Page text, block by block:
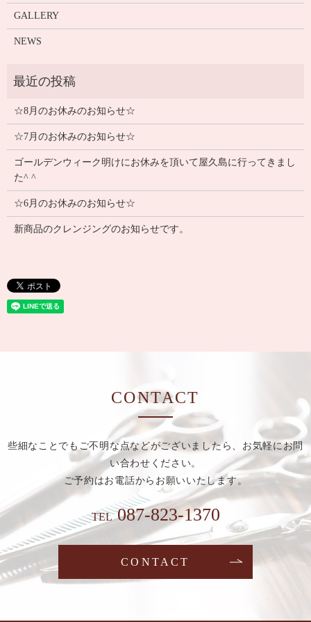
GALLERY
NEWS
☆8月のお休みのお知らせ☆
☆7月のお休みのお知らせ☆
ゴールデンウィーク明けにお休みを頂いて屋久島に行ってきまし
た^ ^
☆6月のお休みのお知らせ☆
新商品のクレンジングのお知らせです。
CONTACT
些細なことでもご不明な点などがございましたら、お気軽にお問
い合わせください。
ご予約はお電話からお願いいたします。
TEL 087-823-1370
CONTACT